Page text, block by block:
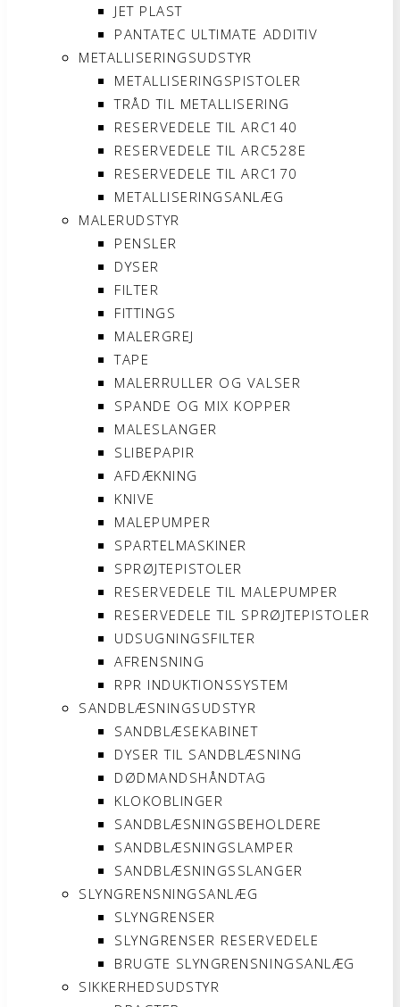
JET PLAST
PANTATEC ULTIMATE ADDITIV
METALLISERINGSUDSTYR
METALLISERINGSPISTOLER
TRÅD TIL METALLISERING
RESERVEDELE TIL ARC140
RESERVEDELE TIL ARC528E
RESERVEDELE TIL ARC170
METALLISERINGSANLÆG
MALERUDSTYR
PENSLER
DYSER
FILTER
FITTINGS
MALERGREJ
TAPE
MALERRULLER OG VALSER
SPANDE OG MIX KOPPER
MALESLANGER
SLIBEPAPIR
AFDÆKNING
KNIVE
MALEPUMPER
SPARTELMASKINER
SPRØJTEPISTOLER
RESERVEDELE TIL MALEPUMPER
RESERVEDELE TIL SPRØJTEPISTOLER
UDSUGNINGSFILTER
AFRENSNING
RPR INDUKTIONSSYSTEM
SANDBLÆSNINGSUDSTYR
SANDBLÆSEKABINET
DYSER TIL SANDBLÆSNING
DØDMANDSHÅNDTAG
KLOKOBLINGER
SANDBLÆSNINGSBEHOLDERE
SANDBLÆSNINGSLAMPER
SANDBLÆSNINGSSLANGER
SLYNGRENSNINGSANLÆG
SLYNGRENSER
SLYNGRENSER RESERVEDELE
BRUGTE SLYNGRENSNINGSANLÆG
SIKKERHEDSUDSTYR